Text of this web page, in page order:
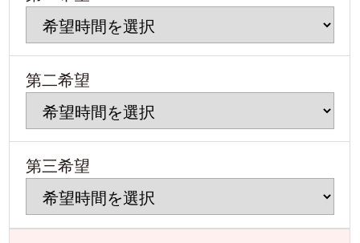
第二希望
第三希望